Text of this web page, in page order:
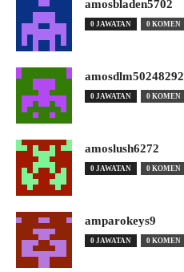
amosbladen5702
0 JAWATAN 0 KOMEN
amosdlm50248292
0 JAWATAN 0 KOMEN
amoslush6272
0 JAWATAN 0 KOMEN
amparokeys9
0 JAWATAN 0 KOMEN